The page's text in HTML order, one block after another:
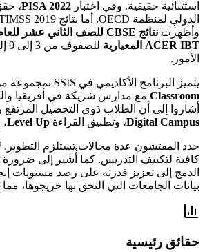
استثنائية حقيقية. وفي اختبار PISA 2022،
وأظهرت نتائج CBSE للصف الثاني عشر للعام الدراسي 2023/24
ACER IBT المعيارية
الأمور.
يتميز البرنامج الأكاديمي في SSIS بمجموعة من المبادرات المشتركة والعالمية اللافتة لمدرسة في هذه الفئة السعرية. وتشمل هذه المبادرات
Classroom مع مدارس شريكة في أفريقيا
أشاروا إلى أن الطلاب ذوي التحصيل
Digital Campus، وتطبيق القراءة Level Up
حدد المفتشون عدة مجالات تستلزم التطوير.
كافية لتكييف التدريس. كما أُشير إلى ضرورة
الدمج إلى تعزيز قدرته على رصد مستويات
بيانات الجامعات التي التحق بها خريجوها،
حقائق رئيسية